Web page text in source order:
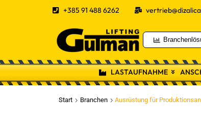
+385 91 488 6262
LASTAUFNAHME
Start Branchen Ausrüstung für